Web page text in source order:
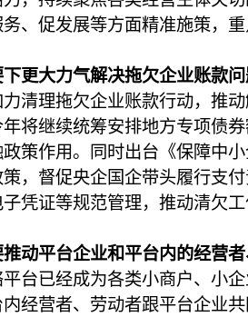
、促发展等方面精准施策，
更大力气解决拖欠企业账款
清理拖欠企业账款行动，推
将继续统筹安排地方专项债
策作用。同时出台《保障中
，督促央企国企带头履行支
凭证等规范管理，推动清欠
动平台企业和平台内的经营
台已经成为各类小商户、小
经营者、劳动者跟平台企业